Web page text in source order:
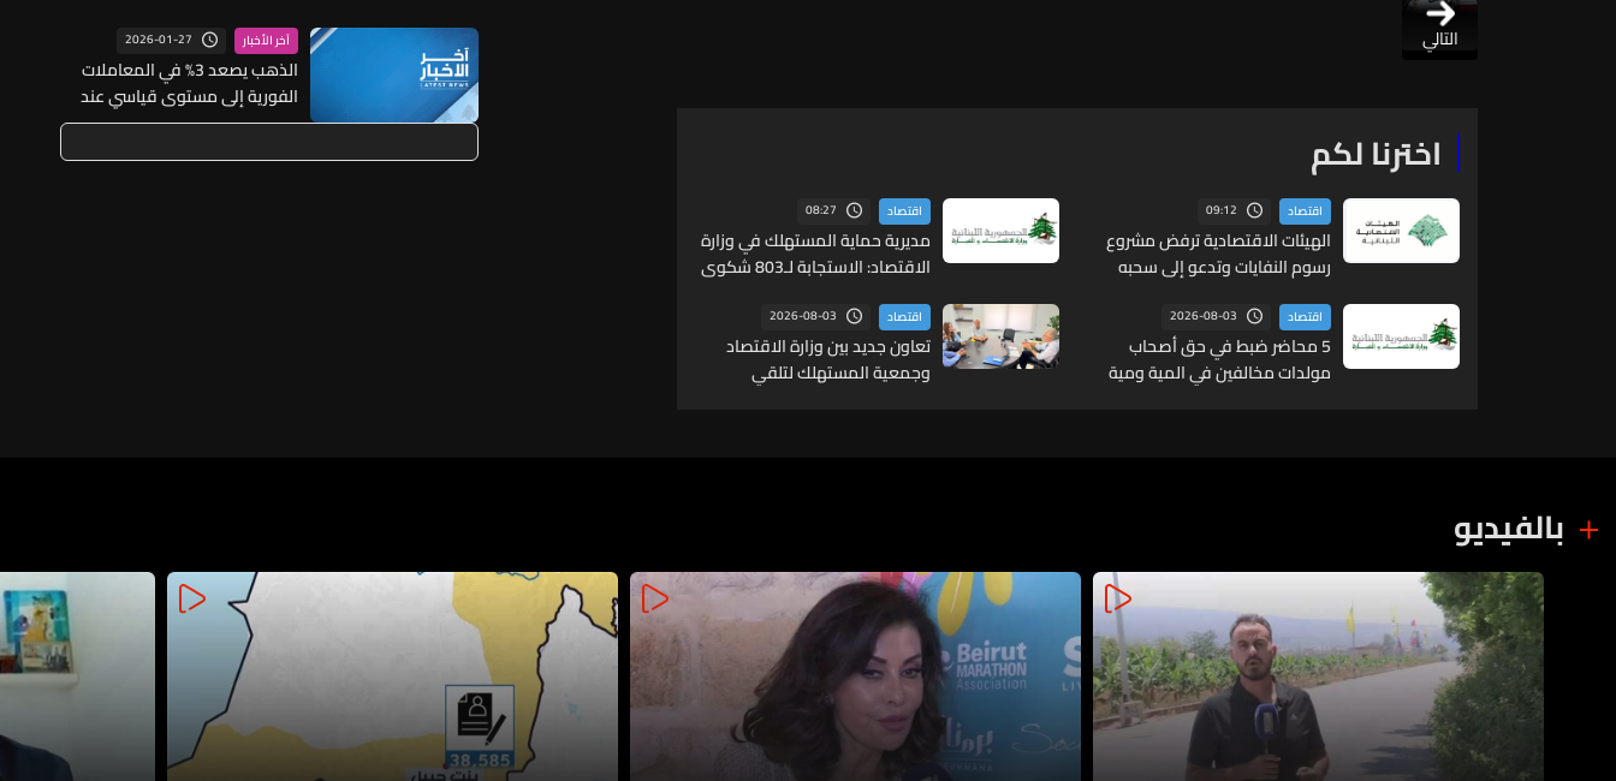
التالي
اخترنا لكم
اقتصاد 09:12
الهيئات الاقتصادية ترفض مشروع
رسوم النفايات وتدعو إلى سحبه
اقتصاد 08:27
مديرية حماية المستهلك في وزارة
الاقتصاد: الاستجابة لـ803 شكوى
اقتصاد 2026-08-03
5 محاضر ضبط في حق أصحاب
مولدات مخالفين في المية ومية
اقتصاد 2026-08-03
تعاون جديد بين وزارة الاقتصاد
وجمعية المستهلك لتلقي
آخر الأخبار 2026-01-27
الذهب يصعد 3% في المعاملات
الفورية إلى مستوى قياسي عند
5167.91 دولار للأونصة
بالفيديو